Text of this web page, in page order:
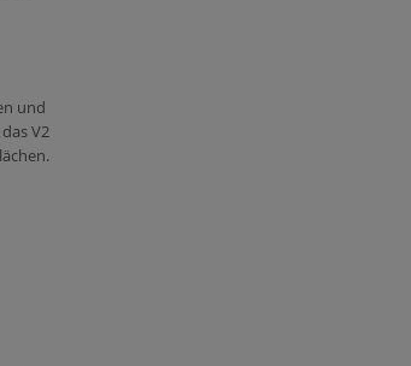
und
V2